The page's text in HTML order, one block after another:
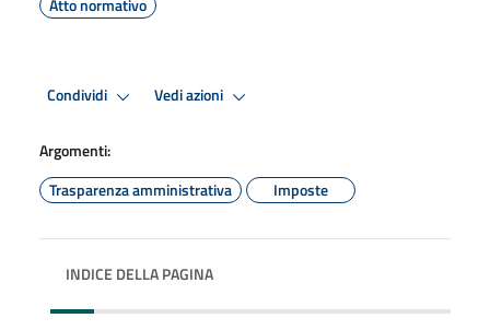
Condividi Vedi azioni
Argomenti:
Trasparenza amministrativa
Imposte
INDICE DELLA PAGINA